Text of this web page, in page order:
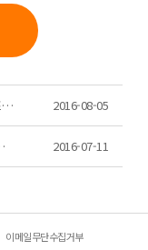
2016 자원봉사 교육강사 양성 프로그램 공모사업 2차 시행 공고 2016-08-05
및 협조 요청 2016-07-11
이메일무단수집거부